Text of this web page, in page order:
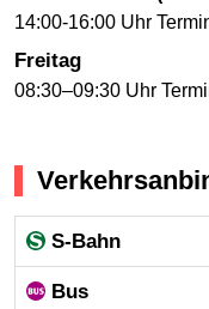
14:00-16:00 Uhr
Freitag
08:30–09:30 Uhr
S-Bahn
Bus